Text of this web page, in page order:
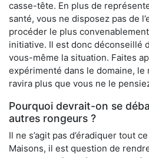
casse-tête. En plus de
santé, vous ne disposez pas de
procéder le plus
initiative. Il est donc déconseillé
vous-même la situation. Faites
expérimenté dans le domaine, le
ravira plus que vous ne le
Pourquoi devrait-on se
autres rongeurs ?
Il ne s’agit pas d’éradiquer tout
Maisons, il est question de